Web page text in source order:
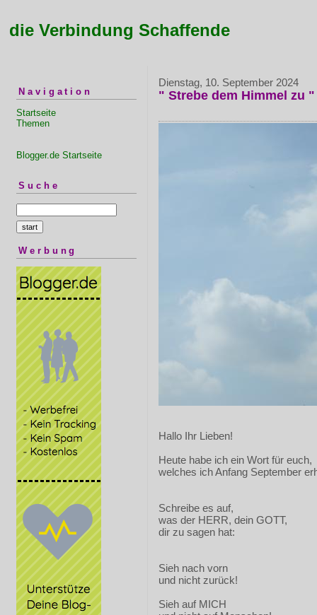
die Verbindung Schaffende
Navigation
Startseite
Themen
Blogger.de Startseite
Suche
Werbung
Dienstag, 10. September 2024
" Strebe dem Himmel zu "
Hallo Ihr Lieben!
Heute habe ich ein Wort für euch,
welches ich Anfang September
Schreibe es auf,
was der HERR, dein GOTT,
dir zu sagen hat:
Sieh nach vorn
und nicht zurück!
Sieh auf MICH